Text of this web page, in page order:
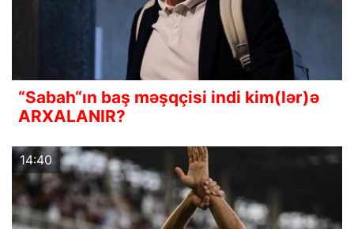
“Sabah“ın baş məşqçisi indi kim(lər)ə
ARXALANIR?
14:40